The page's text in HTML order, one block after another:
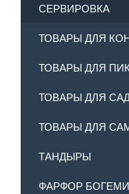
СЕРВИРОВКА
ТОВАРЫ ДЛЯ
ТОВАРЫ ДЛЯ
ТОВАРЫ ДЛЯ
ТОВАРЫ ДЛЯ
ТАНДЫРЫ
ФАРФОР